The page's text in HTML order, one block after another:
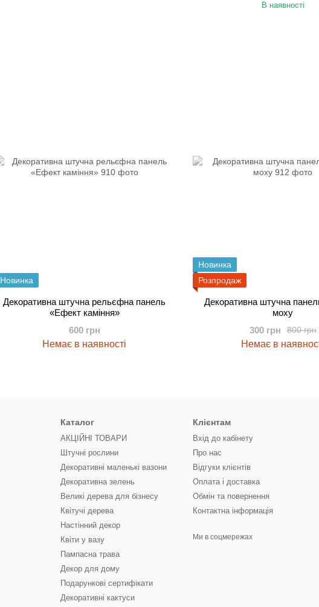
В наявності
Новинка
Декоративна штучна рельєфна панель
«Ефект каміння»
600 грн
Немає в наявності
Новинка
Розпродаж
Декоративна штучна
моху
800 грн
300 грн
Немає в
Каталог
АКЦІЙНІ ТОВАРИ
Штучні рослини
Декоративні маленькі вазони
Декоративна зелень
Великі дерева для бізнесу
Квітучі дерева
Настінний декор
Квіти у вазу
Пампасна трава
Декор для дому
Подарункові сертифікати
Декоративні кактуси
Клієнтам
Вхід до кабінету
Про нас
Відгуки клієнтів
Оплата і доставка
Обмін та повернення
Контактна інформація
Ми в соцмережах